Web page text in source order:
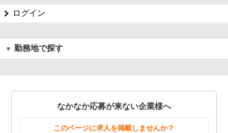
ログイン
勤務地で探す
なかなか応募が来ない企業様へ
このページに求人を掲載しませんか？